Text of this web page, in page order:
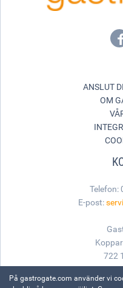
ANSLUT
OM
Telefon:
E-post:
722
På gastrogate.com använder vi